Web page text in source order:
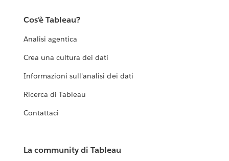
Cos'è Tableau?
Analisi agentica
Crea una cultura dei dati
Informazioni sull'analisi dei dati
Ricerca di Tableau
Contattaci
La community di Tableau